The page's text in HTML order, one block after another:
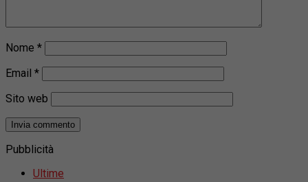
Nome *
Email *
Sito web
Pubblicità
Ultime